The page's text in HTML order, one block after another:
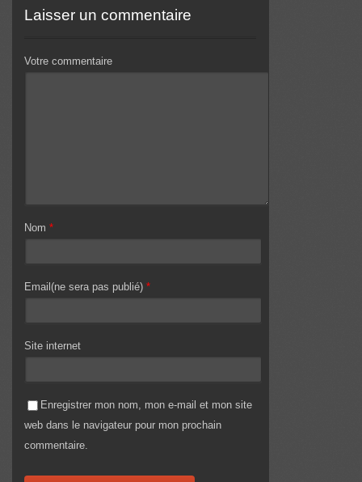
Laisser un commentaire
Votre commentaire
Nom *
Email(ne sera pas publié) *
Site internet
Enregistrer mon nom, mon e-mail et mon site
web dans le navigateur pour mon prochain
commentaire.